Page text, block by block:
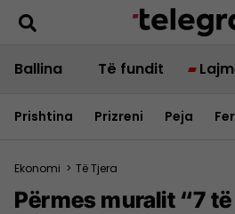
Ballina Të fundit
Prishtina Prizreni Peja
Ekonomi > Të Tjera
​Përmes muralit “7